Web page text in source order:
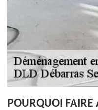
POURQUOI FAIRE